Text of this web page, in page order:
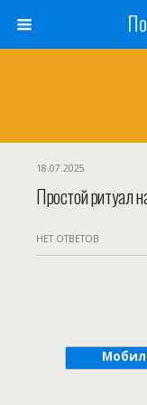
18.07.2025
Простой ритуал
НЕТ ОТВЕТОВ